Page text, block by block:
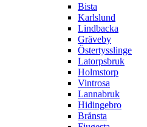
Bista
Karlslund
Lindbacka
Gräveby
Östertysslinge
Latorpsbruk
Holmstorp
Vintrosa
Lannabruk
Hidingebro
Brånsta